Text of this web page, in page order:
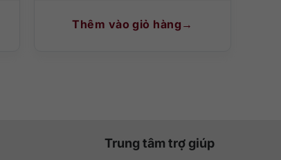
Thêm vào giỏ hàng
Trung tâm trợ giúp